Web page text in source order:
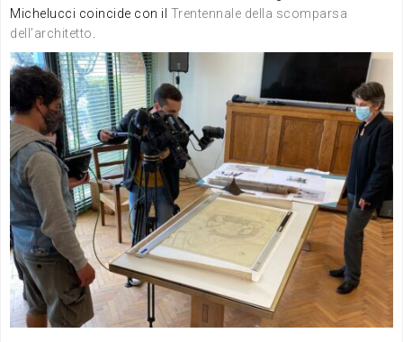
Michelucci coincide con il Trentennale della scomparsa
dell’architetto